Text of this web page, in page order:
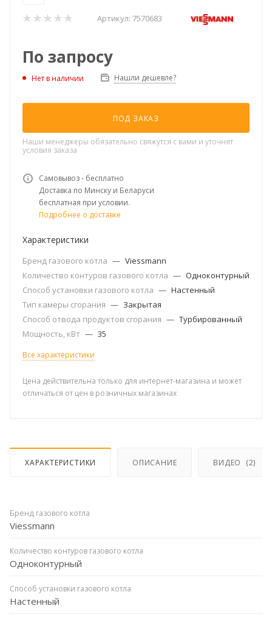
Артикул: 7570683
По запросу
Нет в наличии Нашли дешевле?
ПОД ЗАКАЗ
Наши менеджеры обязательно свяжутся с вами и уточнят
условия заказа
Самовывоз - бесплатно
Доставка по Минску и Беларуси
бесплатная при условии.
Подробнее о доставке
Характеристики
Бренд газового котла — Viessmann
Количество контуров газового котла — Одноконтурный
Способ установки газового котла — Настенный
Тип камеры сгорания — Закрытая
Способ отвода продуктов сгорания — Турбированный
Мощность, кВт — 35
Все характеристики
Цена действительна только для интернет-магазина и может
отличаться от цен в розничных магазинах
ХАРАКТЕРИСТИКИ ОПИСАНИЕ ВИДЕО (2)
Бренд газового котла
Viessmann
Количество контуров газового котла
Одноконтурный
Способ установки газового котла
Настенный